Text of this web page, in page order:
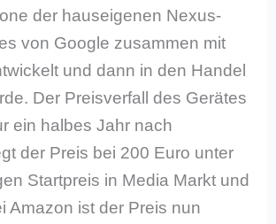
der hauseigenen Nexus-
von Google zusammen mit
und dann in den Handel
Der Preisverfall des Gerätes
ein halbes Jahr nach
der Preis bei 200 Euro unter
Startpreis in Media Markt und
Amazon ist der Preis nun